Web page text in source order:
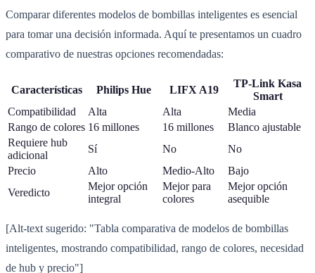
Comparar diferentes modelos de bombillas inteligentes es esencial
para tomar una decisión informada. Aquí te presentamos un cuadro
comparativo de nuestras opciones recomendadas:
Características Philips Hue LIFX A19
TP-Link Kasa
Smart
Compatibilidad
Alta Alta
Media
Rango de colores 16 millones 16 millones
Blanco ajustable
Requiere hub
adicional
Sí No
No
Precio
Alto Medio-Alto
Bajo
Veredicto
Mejor opción
integral
Mejor para
colores
Mejor opción
asequible
[Alt-text sugerido: "Tabla comparativa de modelos de bombillas
inteligentes, mostrando compatibilidad, rango de colores, necesidad
de hub y precio"]